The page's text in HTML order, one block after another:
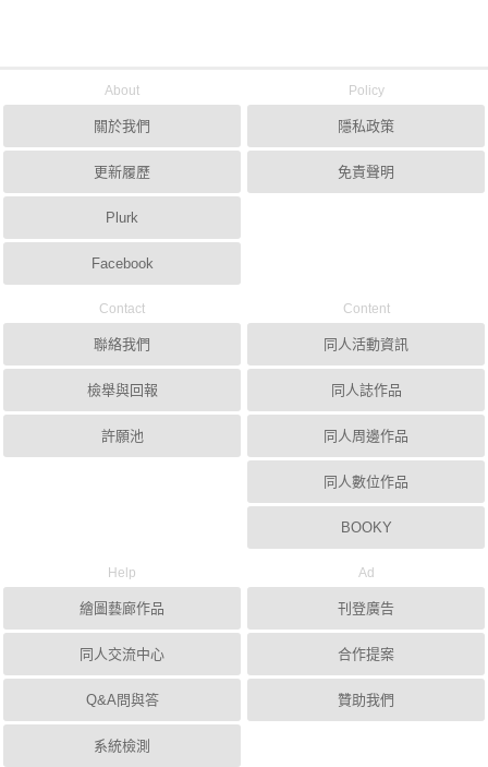
About
關於我們
更新履歷
Plurk
Facebook
Policy
隱私政策
免責聲明
Contact
聯絡我們
檢舉與回報
許願池
Content
同人活動資訊
同人誌作品
同人周邊作品
同人數位作品
BOOKY
Help
繪圖藝廊作品
同人交流中心
Q&A問與答
系統檢測
Ad
刊登廣告
合作提案
贊助我們